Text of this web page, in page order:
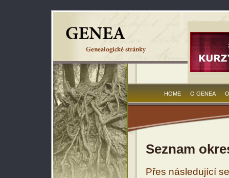
HOME O GENEA
Seznam
Přes následující